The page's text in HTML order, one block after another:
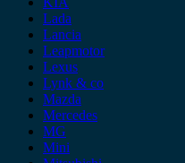
Lada
Lancia
Leapmotor
Lexus
Lynk & co
Mazda
Mercedes
MG
Mini